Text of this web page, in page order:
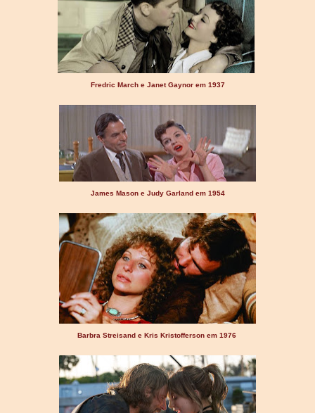
Fredric March e Janet Gaynor em 1937
James Mason e Judy Garland em 1954
Barbra Streisand e Kris Kristofferson em 1976